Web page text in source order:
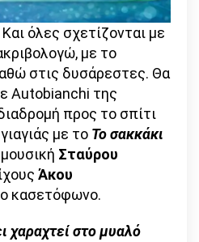
όλες σχετίζονται με
με το
στις δυσάρεστες. Θα
Autobianchi της
προς το σπίτι
με το Το σακκάκι
Σταύρου
Άκου
κασετόφωνο.
χαραχτεί στο μυαλό